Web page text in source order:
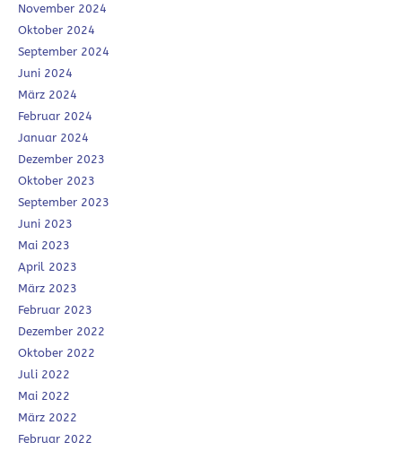
November 2024
Oktober 2024
September 2024
Juni 2024
März 2024
Februar 2024
Januar 2024
Dezember 2023
Oktober 2023
September 2023
Juni 2023
Mai 2023
April 2023
März 2023
Februar 2023
Dezember 2022
Oktober 2022
Juli 2022
Mai 2022
März 2022
Februar 2022